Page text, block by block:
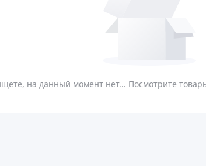
на данный момент нет... Посмотрите